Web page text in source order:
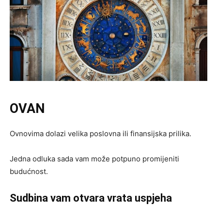
OVAN
Ovnovima dolazi velika poslovna ili finansijska prilika.
Jedna odluka sada vam može potpuno promijeniti
budućnost.
Sudbina vam otvara vrata uspjeha